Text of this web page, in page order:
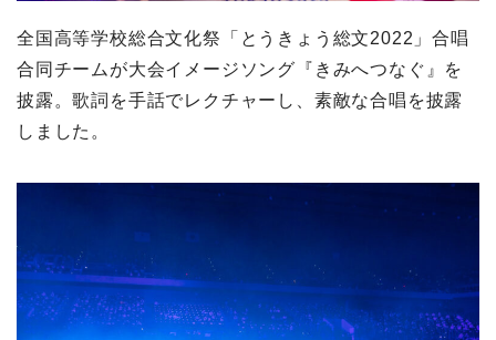
全国高等学校総合文化祭「とうきょう総文2022」合唱
合同チームが大会イメージソング『きみへつなぐ』を
披露。歌詞を手話でレクチャーし、素敵な合唱を披露
しました。